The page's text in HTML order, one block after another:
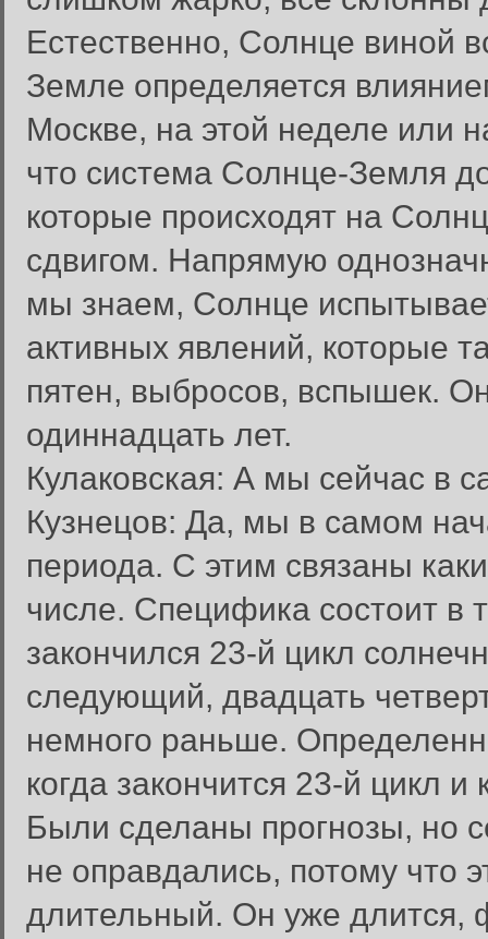
Естественно, Солнце виной
Земле определяется
Москве, на этой неделе или
что система Солнце-Земля
которые происходят на
сдвигом. Напрямую
мы знаем, Солнце
активных явлений, которые
пятен, выбросов, вспышек.
одиннадцать лет.
Кулаковская: А мы сейчас в
Кузнецов: Да, мы в самом
периода. С этим связаны
числе. Специфика состоит в
закончился 23-й цикл
следующий, двадцать
немного раньше.
когда закончится 23-й цикл
Были сделаны прогнозы, но
не оправдались, потому что
длительный. Он уже длится,